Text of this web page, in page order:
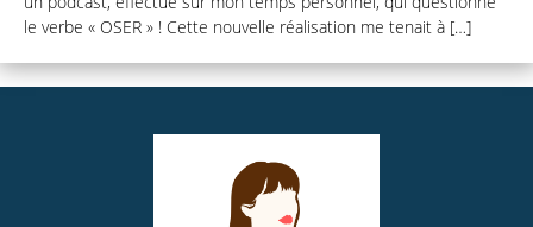
le verbe « OSER » ! Cette nouvelle réalisation me tenait à […]